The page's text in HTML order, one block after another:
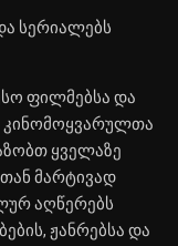
სერიალებს
ფილმებსა და
კინომოყვარულთა
ყველაზე
მარტივად
აღწერებს
ჟანრებსა და